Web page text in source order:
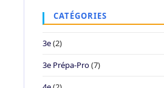
CATÉGORIES
3e(2)
3e Prépa-Pro(7)